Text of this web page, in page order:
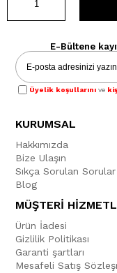
E-Bültene
Üyelik koşullarını ve
KURUMSAL
Hakkımızda
Bize Ulaşın
Sıkça Sorulan Sorular
Blog
MÜŞTERİ
Ürün İadesi
Gizlilik Politikası
Garanti şartları
Mesafeli Satış